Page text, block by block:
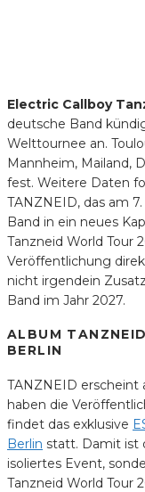
Electric Callboy
deutsche Band
Welttournee an.
Mannheim, Mailand,
fest. Weitere Daten
TANZNEID, das am
Band in ein neues
Tanzneid World Tour
Veröffentlichung
nicht irgendein
Band im Jahr 2027.
ALBUM
BERLIN
TANZNEID erscheint
haben die
findet das exklusive
Berlin statt. Damit ist
isoliertes Event,
Tanzneid World Tour